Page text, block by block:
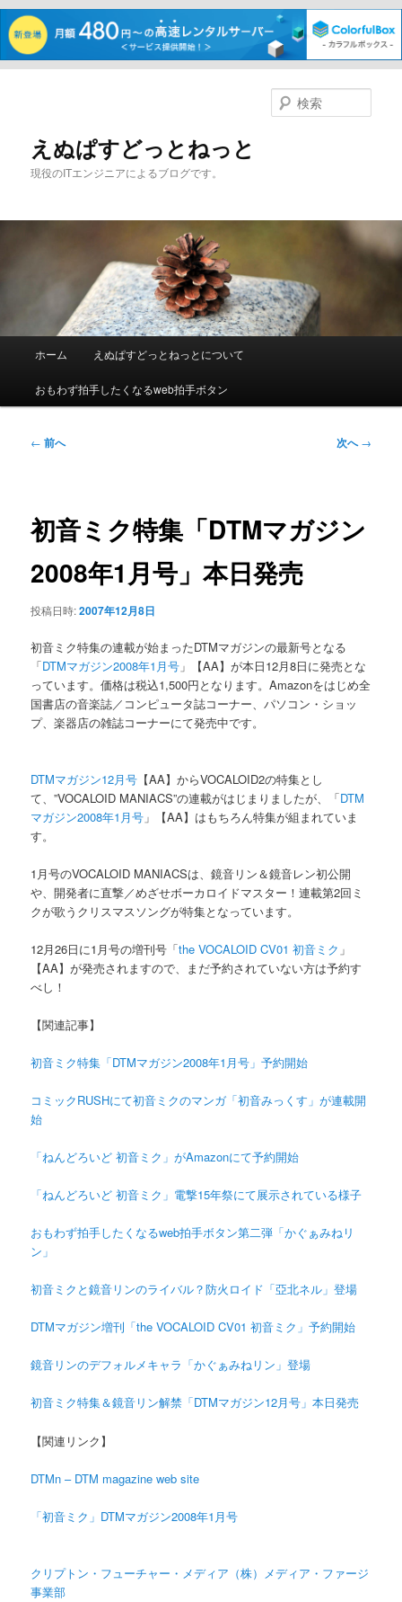
えぬぱすどっとねっと
現役のITエンジニアによるブログです。
索
メ
ホーム えぬぱすどっとねっとについて
おもわず拍手したくなるweb拍手ボタン
投
ゲ
ー
ョ
← 前へ 次へ→
初音ミク特集「DTMマガジン
2008年1月号」本日発売
投稿日時:2007年12月8日
初音ミク特集の連載が始まったDTMマガジンの最新号となる
「DTMマガジン2008年1月号 」【AA】が本日12月8日に発売とな
っています。価格は税込1,500円となります。Amazonをはじめ全
国書店の音楽誌／コンピュータ誌コーナー、パソコン・ショッ
プ、楽器店の雑誌コーナーにて発売中です。
DTMマガジン12月号 【AA】からVOCALOID2の特集とし
て、”VOCALOID MANIACS”の連載がはじまりましたが、「DTM
マガジン2008年1月号 」【AA】はもちろん特集が組まれていま
す。
1月号のVOCALOID MANIACSは、鏡音リン＆鏡音レン初公開
や、開発者に直撃／めざせボーカロイドマスター！連載第2回ミ
クが歌うクリスマスソングが特集となっています。
12月26日に1月号の増刊号「the VOCALOID CV01 初音ミク 」
【AA】が発売されますので、まだ予約されていない方は予約す
べし！
【関連記事】
初音ミク特集「DTMマガジン2008年1月号」予約開始
コミックRUSHにて初音ミクのマンガ「初音みっくす」が連載開
始
「ねんどろいど 初音ミク」がAmazonにて予約開始
「ねんどろいど 初音ミク」電撃15年祭にて展示されている様子
おもわず拍手したくなるweb拍手ボタン第二弾「かぐぁみねリ
ン」
初音ミクと鏡音リンのライバル？防火ロイド「亞北ネル」登場
DTMマガジン増刊「the VOCALOID CV01 初音ミク」予約開始
鏡音リンのデフォルメキャラ「かぐぁみねリン」登場
初音ミク特集＆鏡音リン解禁「DTMマガジン12月号」本日発売
【関連リンク】
DTMn – DTM magazine web site
「初音ミク」DTMマガジン2008年1月号
クリプトン・フューチャー・メディア（株）メディア・ファージ
事業部